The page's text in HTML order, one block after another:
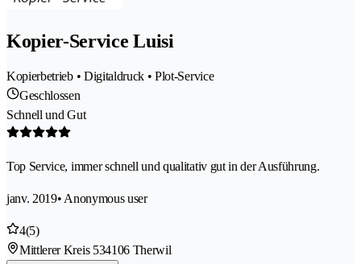
Kopier-Service Luisi
Kopierbetrieb • Digitaldruck • Plot-Service
Geschlossen
Schnell und Gut
Top Service, immer schnell und qualitativ gut in der Ausführung.
janv. 2019• Anonymous user
4(5)
Mittlerer Kreis 534106 Therwil